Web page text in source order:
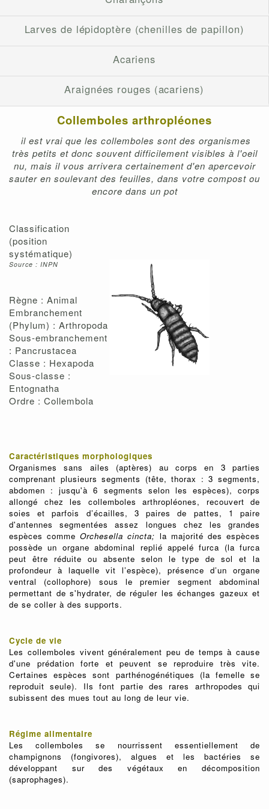
Larves de lépidoptère (chenilles de papillon)
Acariens
Araignées rouges (acariens)
Collemboles arthropléones
il est vrai que les collemboles sont des organismes
très petits et donc souvent difficilement visibles à l'oeil
nu, mais il vous arrivera certainement d'en apercevoir
sauter en soulevant des feuilles, dans votre compost ou
encore dans un pot
Classification
(position
systématique)
Source : INPN
Règne : Animal
Embranchement
(Phylum) : Arthropoda
Sous-embranchement
: Pancrustacea
Classe : Hexapoda
Sous-classe :
Entognatha
Ordre : Collembola
Caractéristiques morphologiques
Organismes sans ailes (aptères) au corps en 3 parties
comprenant plusieurs segments (tête, thorax : 3 segments,
abdomen : jusqu'à 6 segments selon les espèces), corps
allongé chez les collemboles arthropléones, recouvert de
soies et parfois d’écailles, 3 paires de pattes, 1 paire
d'antennes segmentées assez longues chez les grandes
espèces commeOrchesella cincta; la majorité des espèces
possède un organe abdominal replié appelé furca (la furca
peut être réduite ou absente selon le type de sol et la
profondeur à laquelle vit l’espèce), présence d’un organe
ventral (collophore) sous le premier segment abdominal
permettant de s'hydrater, de réguler les échanges gazeux et
de se coller à des supports.
Cycle de vie
Les collemboles vivent généralement peu de temps à cause
d'une prédation forte et peuvent se reproduire très vite.
Certaines espèces sont parthénogénétiques (la femelle se
reproduit seule). Ils font partie des rares arthropodes qui
subissent des mues tout au long de leur vie.
Régime alimentaire
Les collemboles se nourrissent essentiellement de
champignons (fongivores), algues et les bactéries se
développant sur des végétaux en décomposition
(saprophages).